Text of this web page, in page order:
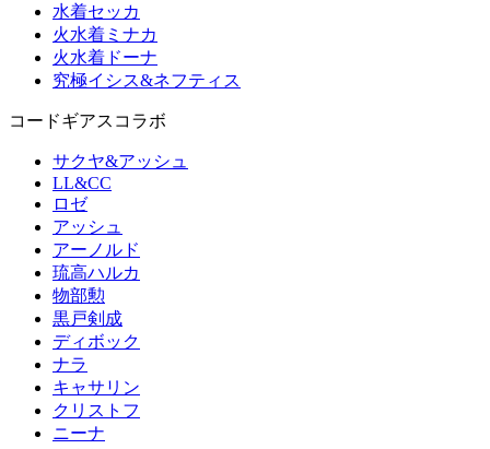
水着セッカ
火水着ミナカ
火水着ドーナ
究極イシス&ネフティス
コードギアスコラボ
サクヤ&アッシュ
LL&CC
ロゼ
アッシュ
アーノルド
琉高ハルカ
物部勲
黒戸剣成
ディボック
ナラ
キャサリン
クリストフ
ニーナ